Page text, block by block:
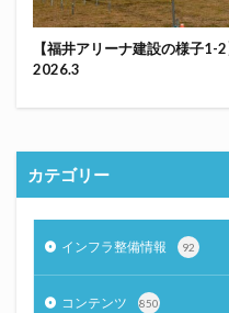
【福井アリーナ建設の様子
2026.3
カテゴリー
インフラ整備情報 92
コンテンツ 850